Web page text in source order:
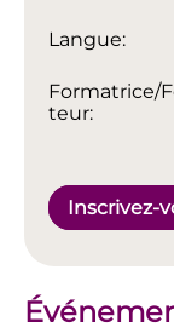
Langue:
Formatrice/
teur:
Inscrivez-